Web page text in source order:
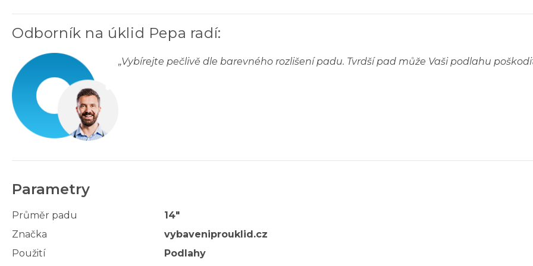
Odborník na úklid Pepa radí:
„Vybírejte pečlivě dle barevného rozlišení padu. Tvrdší pad může Vaši podlahu
Parametry
Průměr padu
14"
Značka
vybaveniprouklid.cz
Použití
Podlahy